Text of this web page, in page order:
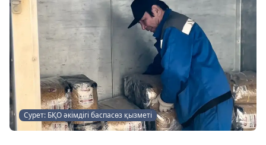
Сурет: БҚО әкімдігі баспасөз қызметі